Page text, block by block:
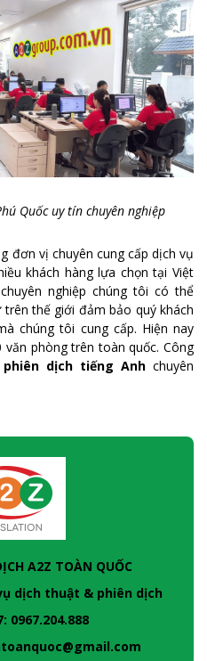
Quốc uy tín chuyên nghiệp
đơn vị chuyên cung cấp dịch vụ
khách hàng lựa chọn tại Việt
nghiệp chúng tôi có thể
thế giới đảm bảo quý khách
chúng tôi cung cấp. Hiện nay
phòng trên toàn quốc. Công
phiên dịch tiếng Anhchuyên
A2Z TOÀN QUỐC
dịch thuật & phiên dịch
0967.204.888